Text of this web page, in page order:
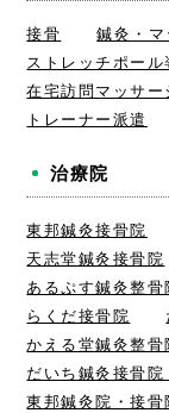
接骨
鍼灸・マ
ストレッチポール
在宅訪問マッサー
トレーナー派遣
治療院
東邦鍼灸接骨院
天志堂鍼灸接骨院
あるぷす鍼灸整骨
らくだ接骨院
かえる堂鍼灸整骨
だいち鍼灸接骨
東邦鍼灸院・接